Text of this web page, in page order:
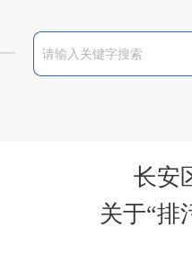
长安
关于“排